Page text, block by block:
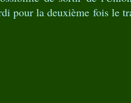
pour la deuxième fois le